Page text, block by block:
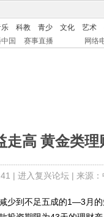
科教 青少 文化 艺术
国 赛事直播 网络
走高 黄金类理
| 进入复兴论坛| 来源：
到不足五成的1―3月的